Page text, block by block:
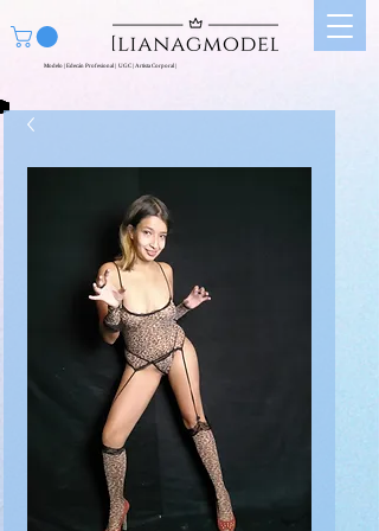
Modelo | Edecán Profesional | UGC | Artista Corporal |